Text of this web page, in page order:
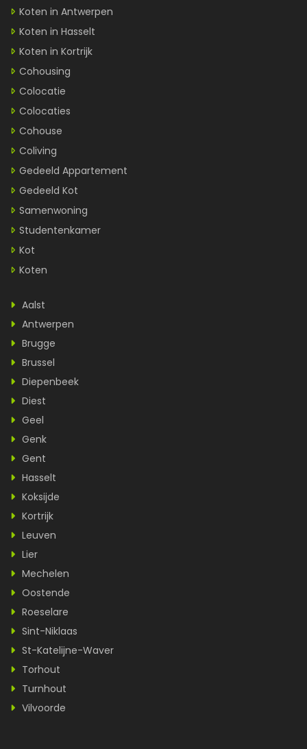
Koten in Antwerpen
Koten in Hasselt
Koten in Kortrijk
Cohousing
Colocatie
Colocaties
Cohouse
Coliving
Gedeeld Appartement
Gedeeld Kot
Samenwoning
Studentenkamer
Kot
Koten
Aalst
Antwerpen
Brugge
Brussel
Diepenbeek
Diest
Geel
Genk
Gent
Hasselt
Koksijde
Kortrijk
Leuven
Lier
Mechelen
Oostende
Roeselare
Sint-Niklaas
St-Katelijne-Waver
Torhout
Turnhout
Vilvoorde